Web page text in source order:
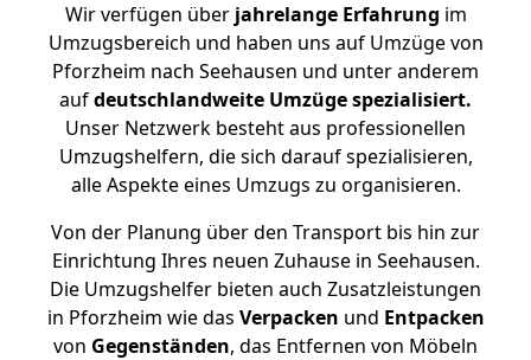
Wir verfügen überjahrelange Erfahrung im
Umzugsbereich und haben uns auf Umzüge von
Pforzheim nach Seehausen und unter anderem
aufdeutschlandweite Umzüge spezialisiert.
Unser Netzwerk besteht aus professionellen
Umzugshelfern, die sich darauf spezialisieren,
alle Aspekte eines Umzugs zu organisieren.
Von der Planung über den Transport bis hin zur
Einrichtung Ihres neuen Zuhause in Seehausen.
Die Umzugshelfer bieten auch Zusatzleistungen
in Pforzheim wie das Verpacken und Entpacken
von Gegenständen, das Entfernen von Möbeln